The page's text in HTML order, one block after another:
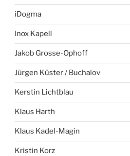
iDogma
Inox Kapell
Jakob Grosse-Ophoff
Jürgen Küster / Buchalov
Kerstin Lichtblau
Klaus Harth
Klaus Kadel-Magin
Kristin Korz